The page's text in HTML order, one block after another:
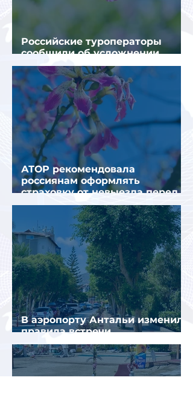
Российские туроператоры
сообщили об усложнении
получения виз в Грецию
АТОР рекомендовала
россиянам оформлять
страховку от невыезда перед
поездкой в Грецию
В аэропорту Антальи изменили
правила встречи
организованных туристов